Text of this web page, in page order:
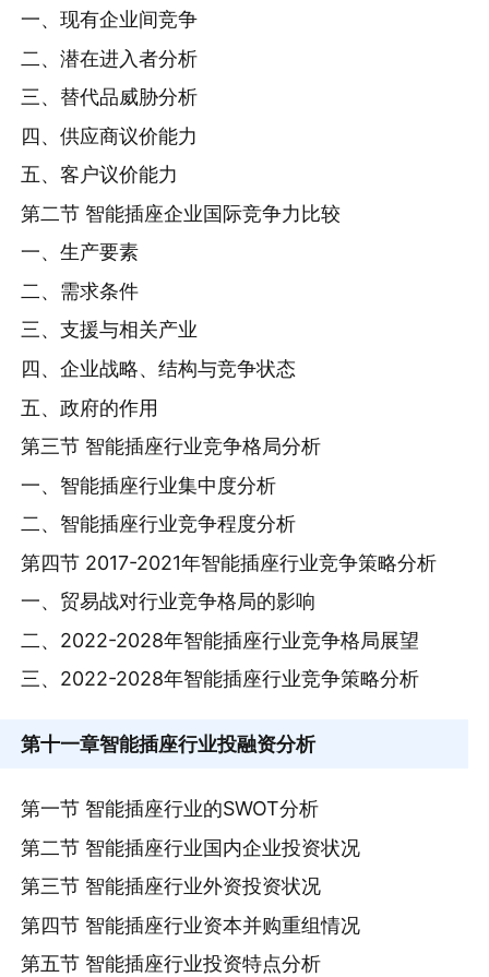
一、现有企业间竞争
二、潜在进入者分析
三、替代品威胁分析
四、供应商议价能力
五、客户议价能力
第二节 智能插座企业国际竞争力比较
一、生产要素
二、需求条件
三、支援与相关产业
四、企业战略、结构与竞争状态
五、政府的作用
第三节 智能插座行业竞争格局分析
一、智能插座行业集中度分析
二、智能插座行业竞争程度分析
第四节 2017-2021年智能插座行业竞争策略分析
一、贸易战对行业竞争格局的影响
二、2022-2028年智能插座行业竞争格局展望
三、2022-2028年智能插座行业竞争策略分析
第十一章智能插座行业投融资分析
第一节 智能插座行业的SWOT分析
第二节 智能插座行业国内企业投资状况
第三节 智能插座行业外资投资状况
第四节 智能插座行业资本并购重组情况
第五节 智能插座行业投资特点分析